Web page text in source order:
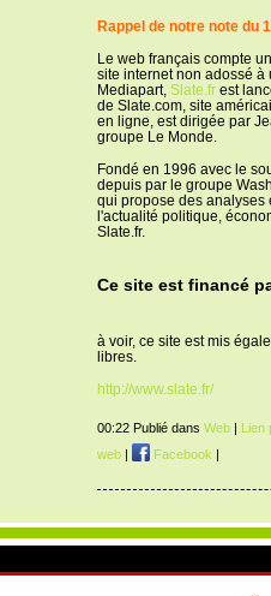
Rappel de notre note du
Le web français compte
site internet non adossé à
Mediapart, Slate.frest
de Slate.com, site
en ligne, est dirigée par
groupe Le Monde.
Fondé en 1996 avec le
depuis par le groupe
qui propose des analyses
l'actualité politique,
Slate.fr.
Ce site est financé
à voir, ce site est mis
libres.
http://www.slate.fr/
00:22 Publié dans Web| Lien
web| Facebook |